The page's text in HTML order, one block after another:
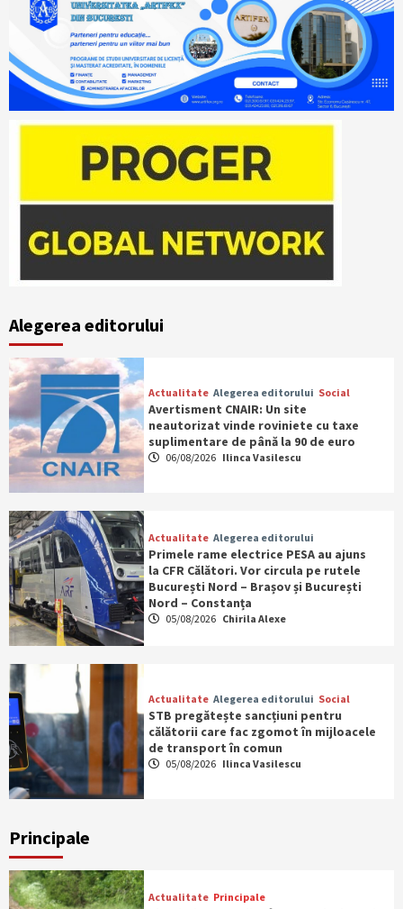
Alegerea editorului
Actualitate Alegerea editorului Social
Avertisment CNAIR: Un site
neautorizat vinde roviniete cu taxe
suplimentare de până la 90 de euro
06/08/2026 Ilinca Vasilescu
Actualitate Alegerea editorului
Primele rame electrice PESA au ajuns
la CFR Călători. Vor circula pe rutele
București Nord – Brașov și București
Nord – Constanța
05/08/2026 Chirila Alexe
Actualitate Alegerea editorului Social
STB pregătește sancțiuni pentru
călătorii care fac zgomot în mijloacele
de transport în comun
05/08/2026 Ilinca Vasilescu
Principale
Actualitate Principale